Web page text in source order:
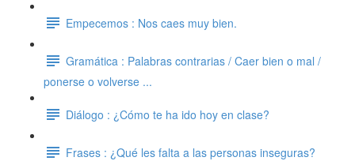
Empecemos : Nos caes muy bien.
Gramática : Palabras contrarias / Caer bien o mal /
ponerse o volverse ...
Diálogo : ¿Cómo te ha ido hoy en clase?
Frases : ¿Qué les falta a las personas inseguras?